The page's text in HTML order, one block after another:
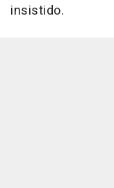
insistido.